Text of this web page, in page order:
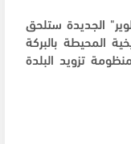
الجديدة ستلحق
المحيطة بالبركة
تزويد البلدة